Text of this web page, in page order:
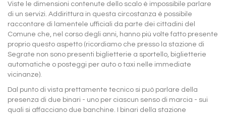
Viste le dimensioni contenute dello scalo è impossibile parlare
di un servizi. Addirittura in questa circostanza è possibile
raccontare di lamentele ufficiali da parte dei cittadini del
Comune che, nel corso degli anni, hanno più volte fatto presente
proprio questo aspetto (ricordiamo che presso la stazione di
Segrate non sono presenti biglietterie a sportello, biglietterie
automatiche o posteggi per auto o taxi nelle immediate
vicinanze).
Dal punto di vista prettamente tecnico si può parlare della
presenza di due binari - uno per ciascun senso di marcia - sui
quali si affacciano due banchine. I binari della stazione